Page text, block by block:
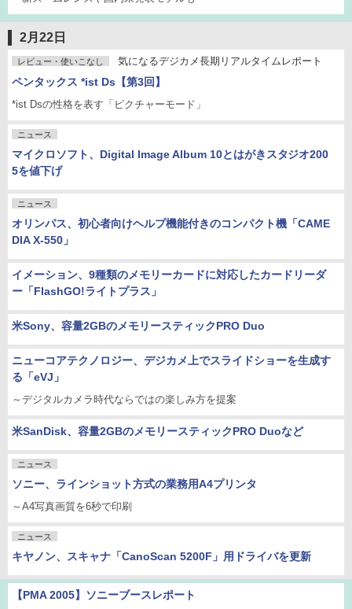
2月22日
レビュー・使いこなし 気になるデジカメ長期リアルタイムレポート
ペンタックス *ist Ds【第3回】
*ist Dsの性格を表す「ピクチャーモード」
ニュース
マイクロソフト、Digital Image Album 10とはがきスタジオ200
5を値下げ
ニュース
オリンパス、初心者向けヘルプ機能付きのコンパクト機「CAME
DIA X-550」
イメーション、9種類のメモリーカードに対応したカードリーダ
ー「FlashGO!ライトプラス」
米Sony、容量2GBのメモリースティックPRO Duo
ニューコアテクノロジー、デジカメ上でスライドショーを生成す
る「eVJ」
～デジタルカメラ時代ならではの楽しみ方を提案
米SanDisk、容量2GBのメモリースティックPRO Duoなど
ニュース
ソニー、ラインショット方式の業務用A4プリンタ
～A4写真画質を6秒で印刷
ニュース
キヤノン、スキャナ「CanoScan 5200F」用ドライバを更新
【PMA 2005】ソニーブースレポート